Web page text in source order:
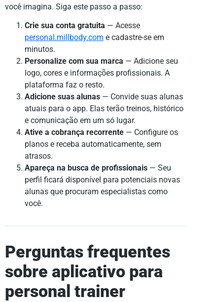
você imagina. Siga este passo a passo:
Crie sua conta gratuita — Acesse
personal.millbody.com e cadastre-se em
minutos.
Personalize com sua marca — Adicione seu
logo, cores e informações profissionais. A
plataforma faz o resto.
Adicione suas alunas — Convide suas alunas
atuais para o app. Elas terão treinos, histórico
e comunicação em um só lugar.
Ative a cobrança recorrente — Configure os
planos e receba automaticamente, sem
atrasos.
Apareça na busca de profissionais — Seu
perfil ficará disponível para potenciais novas
alunas que procuram especialistas como
você.
Perguntas frequentes
sobre aplicativo para
personal trainer